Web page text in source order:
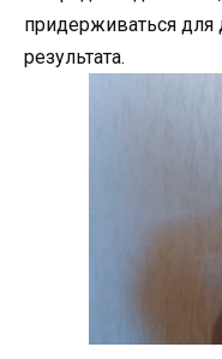
придерживаться
результата.